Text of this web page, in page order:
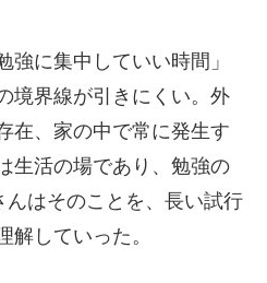
強に集中していい時間」
境界線が引きにくい。外
在、家の中で常に発生す
生活の場であり、勉強の
はそのことを、長い試行
解していった。